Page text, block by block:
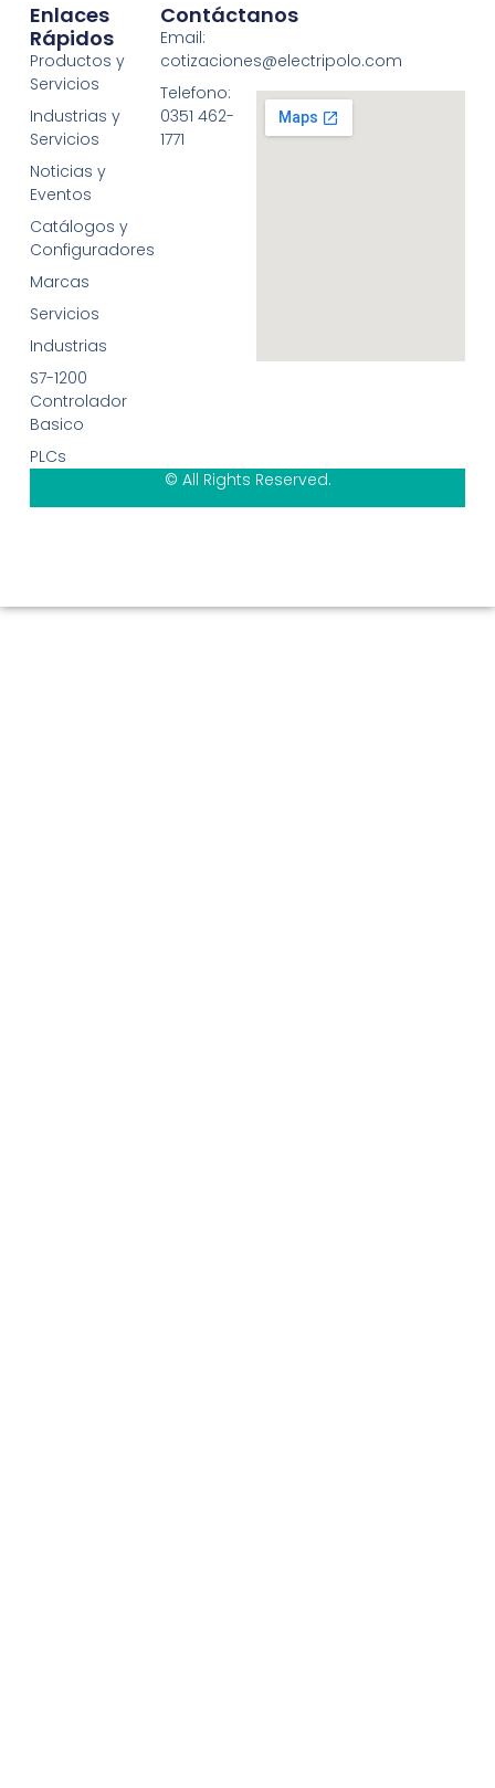
Enlaces
Rápidos
Productos y
Servicios
Industrias y
Servicios
Noticias y
Eventos
Catálogos y
Configuradores
Marcas
Servicios
Industrias
S7-1200
Controlador
Basico
PLCs
Contáctanos
Email:
cotizaciones@electripolo.com
Telefono:
0351 462-
1771
© All Rights Reserved.